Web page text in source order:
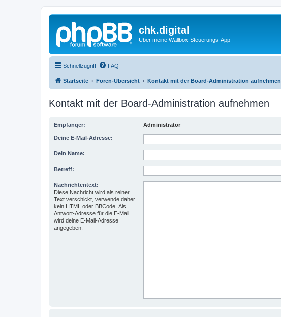
chk.digital
Über meine Wallbox-Steuerungs-App
Schnellzugriff FAQ
Startseite Foren-Übersicht Kontakt mit der Board-Administration aufnehmen
Kontakt mit der Board-Administration aufnehmen
Empfänger: Administrator
Deine E-Mail-Adresse:
Dein Name:
Betreff:
Nachrichtentext:
Diese Nachricht wird als reiner
Text verschickt, verwende daher
kein HTML oder BBCode. Als
Antwort-Adresse für die E-Mail
wird deine E-Mail-Adresse
angegeben.